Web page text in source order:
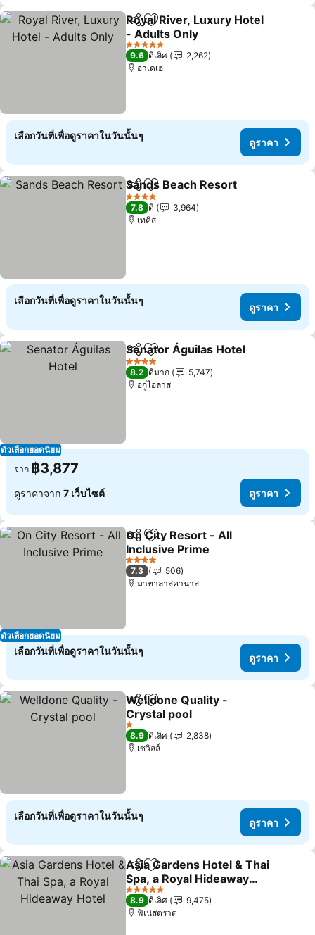
แชร์ เพิ่มในรายการโปรด
Royal River, Luxury Hotel
- Adults Only
5 ดาว
9.6 ดีเลิศ
2,262
อาเดเฮ
เลือกวันที่เพื่อดูราคาในวันนั้นๆ
ดูราคา
แชร์ เพิ่มในรายการโปรด
Sands Beach Resort
4 ดาว
7.8 ดี
3,964
เทคิส
เลือกวันที่เพื่อดูราคาในวันนั้นๆ
ดูราคา
ตัวเลือกยอดนิยม
แชร์ เพิ่มในรายการโปรด
Senator Águilas Hotel
4 ดาว
8.2 ดีมาก
5,747
อกูไอลาส
จาก ฿3,877
ดูราคาจาก 7 เว็บไซต์ ดูราคา
ตัวเลือกยอดนิยม
แชร์ เพิ่มในรายการโปรด
On City Resort - All
Inclusive Prime
4 ดาว
7.3
506
มาทาลาสคานาส
เลือกวันที่เพื่อดูราคาในวันนั้นๆ
ดูราคา
แชร์ เพิ่มในรายการโปรด
Welldone Quality -
Crystal pool
1 ดาว
8.9 ดีเลิศ
2,838
เซวิลล์
เลือกวันที่เพื่อดูราคาในวันนั้นๆ
ดูราคา
แชร์ เพิ่มในรายการโปรด
Asia Gardens Hotel & Thai
Spa, a Royal Hideaway
Hotel
5 ดาว
8.9 ดีเลิศ
9,475
ฟีเน่สตราต